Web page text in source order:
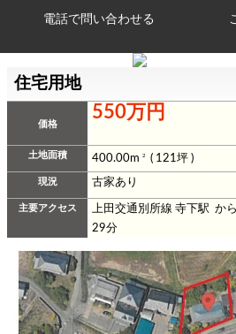
電話で問い合わせる
住宅用地
価格
550万円
土地面積 400.00m2 ( 121坪 )
現況 古家あり
主要アクセス
上田交通別所線 寺下駅 から 徒歩
29分